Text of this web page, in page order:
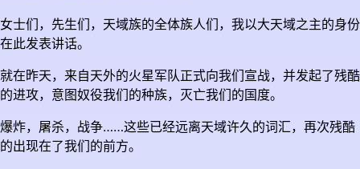
女士们，先生们，天域族的全体族人们，我以大天域之主的身份
在此发表讲话。
就在昨天，来自天外的火星军队正式向我们宣战，并发起了残酷
的进攻，意图奴役我们的种族，灭亡我们的国度。
爆炸，屠杀，战争……这些已经远离天域许久的词汇，再次残酷
的出现在了我们的前方。